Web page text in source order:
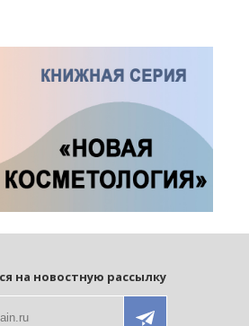
на новостную рассылку